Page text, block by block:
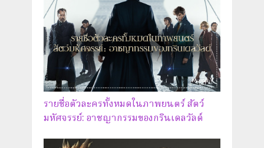
รายชื่อตัวละครทั้งหมดในภาพยนตร์ สัตว์
มหัศจรรย์: อาชญากรรมของกรินเดลวัลด์